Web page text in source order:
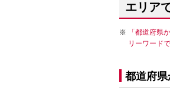
エリア
「都道府県
リーワード
都道府